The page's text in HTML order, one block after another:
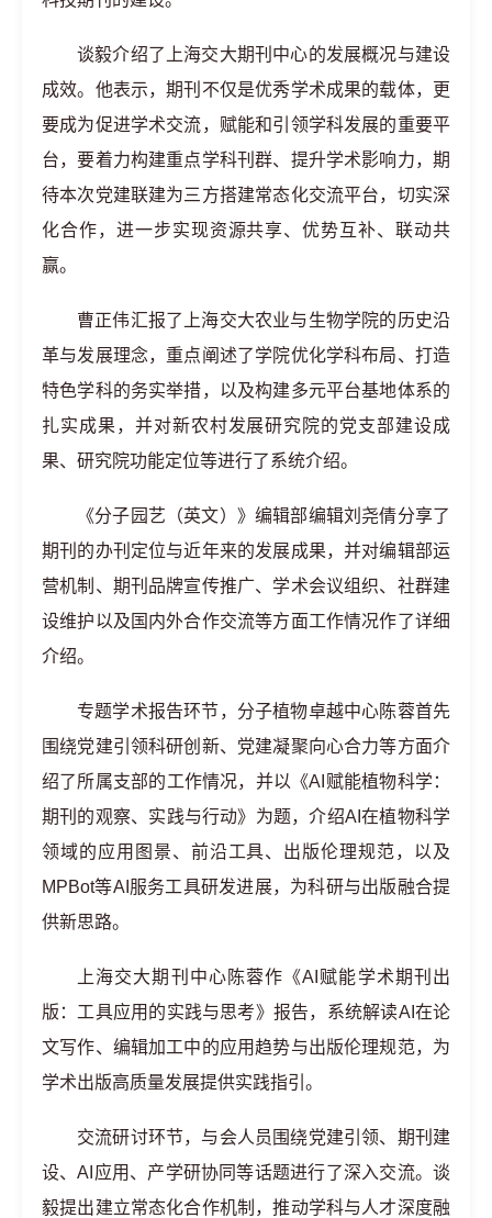
谈毅介绍了上海交大期刊中心的发展概况与建设
成效。他表示，期刊不仅是优秀学术成果的载体，更
要成为促进学术交流，赋能和引领学科发展的重要平
台，要着力构建重点学科刊群、提升学术影响力，期
待本次党建联建为三方搭建常态化交流平台，切实深
化合作，进一步实现资源共享、优势互补、联动共
赢。
曹正伟汇报了上海交大农业与生物学院的历史沿
革与发展理念，重点阐述了学院优化学科布局、打造
特色学科的务实举措，以及构建多元平台基地体系的
扎实成果，并对新农村发展研究院的党支部建设成
果、研究院功能定位等进行了系统介绍。
《分子园艺（英文）》编辑部编辑刘尧倩分享了
期刊的办刊定位与近年来的发展成果，并对编辑部运
营机制、期刊品牌宣传推广、学术会议组织、社群建
设维护以及国内外合作交流等方面工作情况作了详细
介绍。
专题学术报告环节，分子植物卓越中心陈蓉首先
围绕党建引领科研创新、党建凝聚向心合力等方面介
绍了所属支部的工作情况，并以《AI赋能植物科学：
期刊的观察、实践与行动》为题，介绍AI在植物科学
领域的应用图景、前沿工具、出版伦理规范，以及
MPBot等AI服务工具研发进展，为科研与出版融合提
供新思路。
上海交大期刊中心陈蓉作《AI赋能学术期刊出
版：工具应用的实践与思考》报告，系统解读AI在论
文写作、编辑加工中的应用趋势与出版伦理规范，为
学术出版高质量发展提供实践指引。
交流研讨环节，与会人员围绕党建引领、期刊建
设、AI应用、产学研协同等话题进行了深入交流。谈
毅提出建立常态化合作机制，推动学科与人才深度融